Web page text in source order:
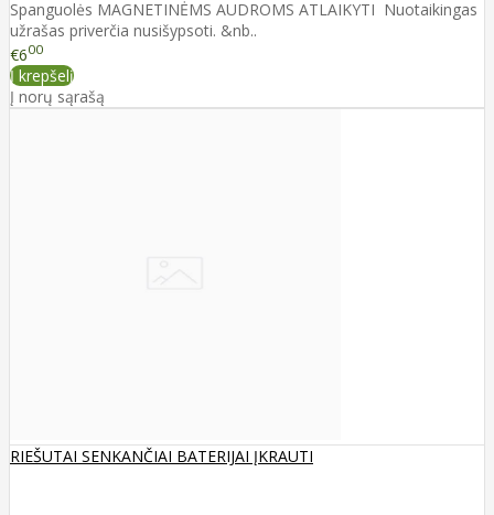
Spanguolės MAGNETINĖMS AUDROMS ATLAIKYTI Nuotaikingas
užrašas priverčia nusišypsoti. &nb..
€600
Į krepšelį
Į norų sąrašą
RIEŠUTAI SENKANČIAI BATERIJAI ĮKRAUTI